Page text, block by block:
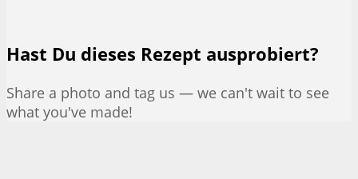
Hast Du dieses Rezept ausprobiert?
Share a photo and tag us — we can't wait to see
what you've made!